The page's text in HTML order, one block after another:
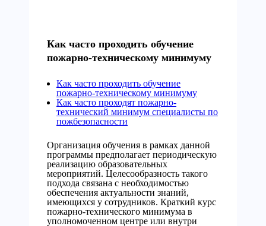
Как часто проходить обучение
пожарно-техническому минимуму
Как часто проходить обучение
пожарно-техническому минимуму
Как часто проходят пожарно-
технический минимум специалисты по
пожбезопасности
Организация обучения в рамках данной
программы предполагает периодическую
реализацию образовательных
мероприятий. Целесообразность такого
подхода связана с необходимостью
обеспечения актуальности знаний,
имеющихся у сотрудников. Краткий курс
пожарно-технического минимума в
уполномоченном центре или внутри